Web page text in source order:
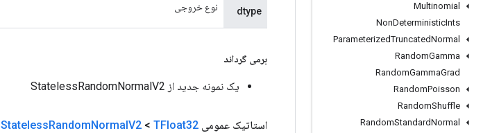
Multinomial
NonDeterministicInts
ParameterizedTruncatedNormal
RandomGamma
RandomGammaGrad
RandomPoisson
RandomShuffle
RandomStandardNormal
dtype نوع خروجی
برمی گرداند
یک نمونه جدید از StatelessRandomNormalV2
استاتیک عمومی StatelessRandomNormalV2 < TFloat32